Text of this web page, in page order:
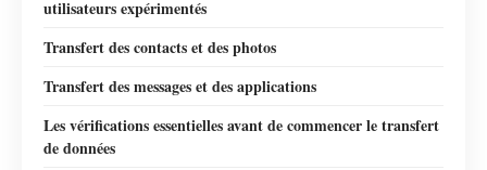
utilisateurs expérimentés
Transfert des contacts et des photos
Transfert des messages et des applications
Les vérifications essentielles avant de commencer le transfert
de données